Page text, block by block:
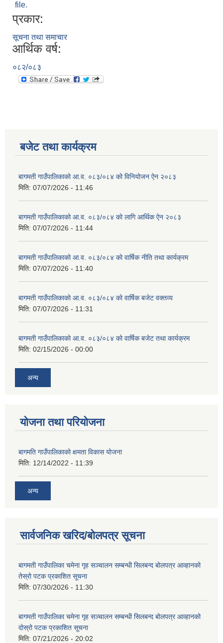
file.
प्रकार:
सूचना तथा समाचार
आर्थिक वर्ष:
०८२/०८३
बजेट तथा कार्यक्रम
बागमती गाउँपालिकाको आ.व. ०८३/०८४ को विनियोजन ऐन २०८३
मिति: 07/07/2026 - 11:46
बागमती गाउँपालिकाको आ.व. ०८३/०८४ को लागि आर्थिक ऐन २०८३
मिति: 07/07/2026 - 11:44
बागमती गाउँपालिकाको आ.व. ०८३/०८४ को वार्षिक नीति तथा कार्यक्रम
मिति: 07/07/2026 - 11:40
बागमती गाउँपालिकाको आ.व. ०८३/०८४ को वार्षिक बजेट वक्तव्य
मिति: 07/07/2026 - 11:31
बागमती गाउँपालिकाको आ.व. ०८३/०८४ को वार्षिक बजेट तथा कार्यक्रम
मिति: 02/15/2026 - 00:00
अन्य
योजना तथा परियोजना
बागमति गाउँपालिकाको क्षमता विकास योजना
मिति: 12/14/2022 - 11:39
अन्य
सार्वजनिक खरिद/बोलपत्र सूचना
बागमती गाउँपालिका चमेना गृह सञ्चालन सम्बन्धी सिलबन्द बोलपत्र आव्हानको
तेस्रो पटक प्रकाशित सूचना
मिति: 07/30/2026 - 11:30
बागमती गाउँपालिका चमेना गृह सञ्चालन सम्बन्धी सिलबन्द बोलपत्र आव्हानको
दोस्रो पटक प्रकाशित सूचना
मिति: 07/21/2026 - 20:02